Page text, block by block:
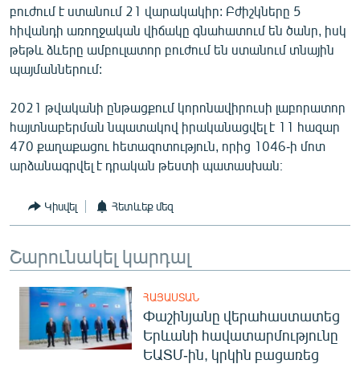
ՁԳՏԵԼՈՎ ԼԱՎԱԳՈՒՅՆԻՆ
ՓՈԴՔԱՍԹ
English
Русский
«Ազատության» բոլոր կայքերը
բուժում է ստանում 21 վարակակիր: Բժիշկները 5
հիվանդի առողջական վիճակը գնահատում են ծանր, իսկ
թեթև ձևերը ամբուլատոր բուժում են ստանում տնային
պայմաններում:
2021 թվականի ընթացքում կորոնավիրուսի լաբորատոր
հայտնաբերման նպատակով իրականացվել է 11 հազար
470 քաղաքացու հետազոտություն, որից 1046-ի մոտ
արձանագրվել է դրական թեստի պատասխան։
Կիսվել Հետևեք մեզ
Շարունակել կարդալ
ՀԱՅԱՍՏԱՆ
Փաշինյանը վերահաստատեց
Երևանի հավատարմությունը
ԵԱՏՄ-ին, կրկին բացառեց